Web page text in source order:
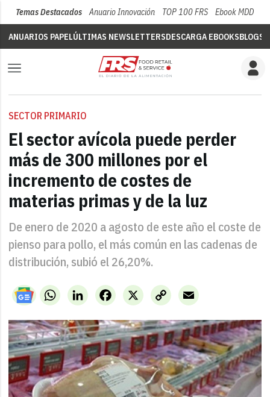
Temas Destacados Anuario Innovación TOP 100 FRS Ebook MDD
ANUARIOS PAPELÚLTIMAS NEWSLETTERSDESCARGA EBOOKSBLOGS
SECTOR PRIMARIO
El sector avícola puede perder
más de 300 millones por el
incremento de costes de
materias primas y de la luz
De enero de 2020 a agosto de este año el coste de
pienso para pollo, el más común en las cadenas de
distribución, subió el 26,20%.
WhatsAppLinkedIn X
Facebook
Copy
Link
Email